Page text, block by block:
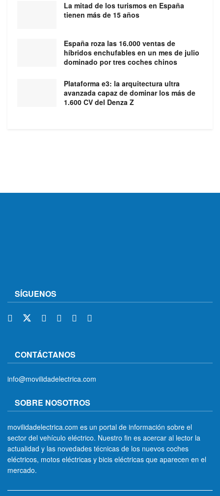
La mitad de los turismos en España
tienen más de 15 años
España roza las 16.000 ventas de
híbridos enchufables en un mes de julio
dominado por tres coches chinos
Plataforma e3: la arquitectura ultra
avanzada capaz de dominar los más de
1.600 CV del Denza Z
SÍGUENOS
CONTÁCTANOS
info@movilidadelectrica.com
SOBRE NOSOTROS
movilidadelectrica.com es un portal de información sobre el
sector del vehículo eléctrico. Nuestro fin es acercar al lector la
actualidad y las novedades técnicas de los nuevos coches
eléctricos, motos eléctricas y bicis eléctricas que aparecen en el
mercado.